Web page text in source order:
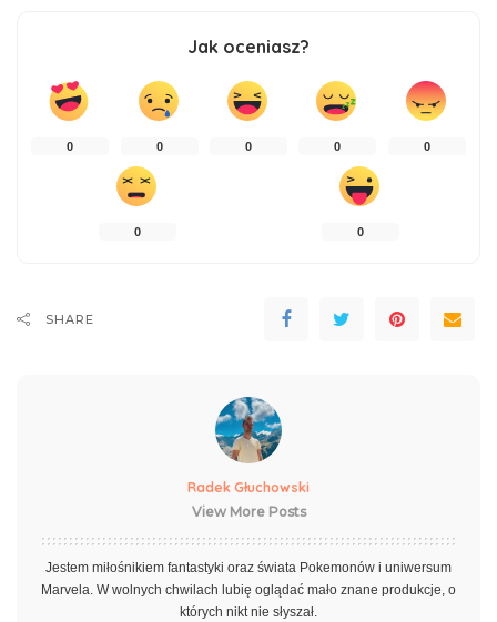
Jak oceniasz?
0 0 0 0 0
0 0
SHARE
Radek Głuchowski
View More Posts
Jestem miłośnikiem fantastyki oraz świata Pokemonów i uniwersum
Marvela. W wolnych chwilach lubię oglądać mało znane produkcje, o
których nikt nie słyszał.